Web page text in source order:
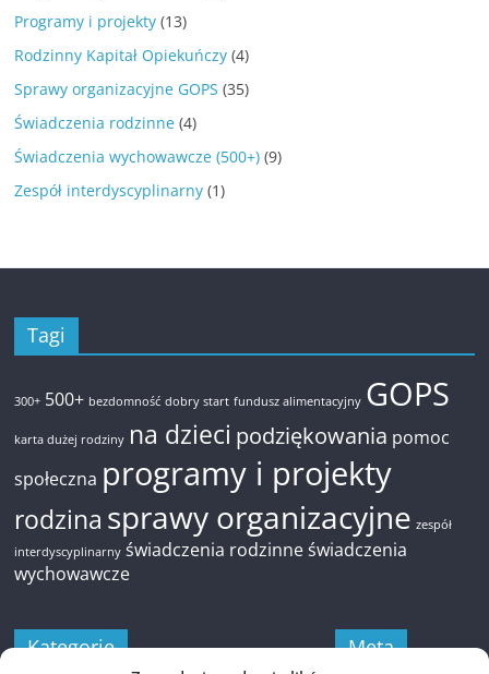
Programy i projekty (13)
Rodzinny Kapitał Opiekuńczy (4)
Sprawy organizacyjne GOPS (35)
Świadczenia rodzinne (4)
Świadczenia wychowawcze (500+) (9)
Zespół interdyscyplinarny (1)
Tagi
300+ 500+ bezdomność dobry start fundusz alimentacyjny GOPS
karta dużej rodziny na dzieci podziękowania pomoc
społeczna programy i projekty
rodzina sprawy organizacyjne zespół
interdyscyplinarny świadczenia rodzinne świadczenia
wychowawcze
Kategorie Meta